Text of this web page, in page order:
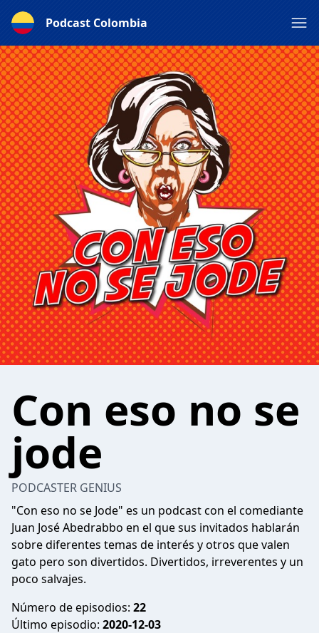
Podcast Colombia
Con eso no se
jode
PODCASTER GENIUS
"Con eso no se Jode" es un podcast con el comediante
Juan José Abedrabbo en el que sus invitados hablarán
sobre diferentes temas de interés y otros que valen
gato pero son divertidos. Divertidos, irreverentes y un
poco salvajes.
Número de episodios: 22
Último episodio: 2020-12-03